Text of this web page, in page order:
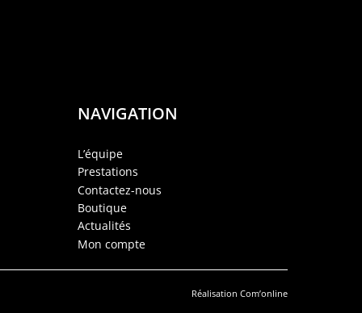
NAVIGATION
L’équipe
Prestations
Contactez-nous
Boutique
Actualités
Mon compte
Réalisation Com’online